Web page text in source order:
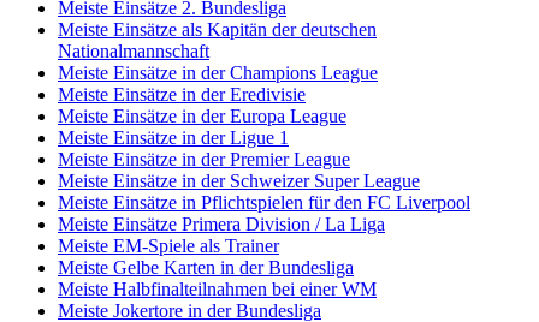
Meiste Einsätze 2. Bundesliga
Meiste Einsätze als Kapitän der deutschen
Nationalmannschaft
Meiste Einsätze in der Champions League
Meiste Einsätze in der Eredivisie
Meiste Einsätze in der Europa League
Meiste Einsätze in der Ligue 1
Meiste Einsätze in der Premier League
Meiste Einsätze in der Schweizer Super League
Meiste Einsätze in Pflichtspielen für den FC Liverpool
Meiste Einsätze Primera Division / La Liga
Meiste EM-Spiele als Trainer
Meiste Gelbe Karten in der Bundesliga
Meiste Halbfinalteilnahmen bei einer WM
Meiste Jokertore in der Bundesliga